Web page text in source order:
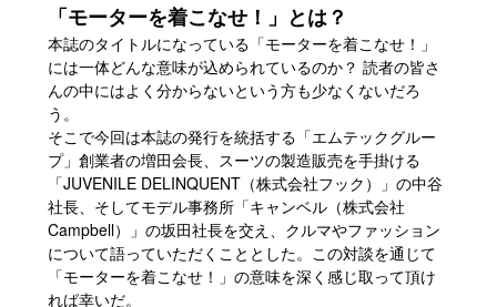
「モーターを着こなせ！」とは？
本誌のタイトルになっている「モーターを着こなせ！」
には一体どんな意味が込められているのか？ 読者の皆さ
んの中にはよく分からないという方も少なくないだろ
う。
そこで今回は本誌の発行を統括する「エムテックグルー
プ」創業者の増田会長、スーツの製造販売を手掛ける
「JUVENILE DELINQUENT（株式会社フック）」の中谷
社長、そしてモデル事務所「キャンベル（株式会社
Campbell）」の坂田社長を交え、クルマやファッション
について語っていただくこととした。この対談を通じて
「モーターを着こなせ！」の意味を深く感じ取って頂け
れば幸いだ。